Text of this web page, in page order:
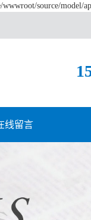
source/model/
线留言